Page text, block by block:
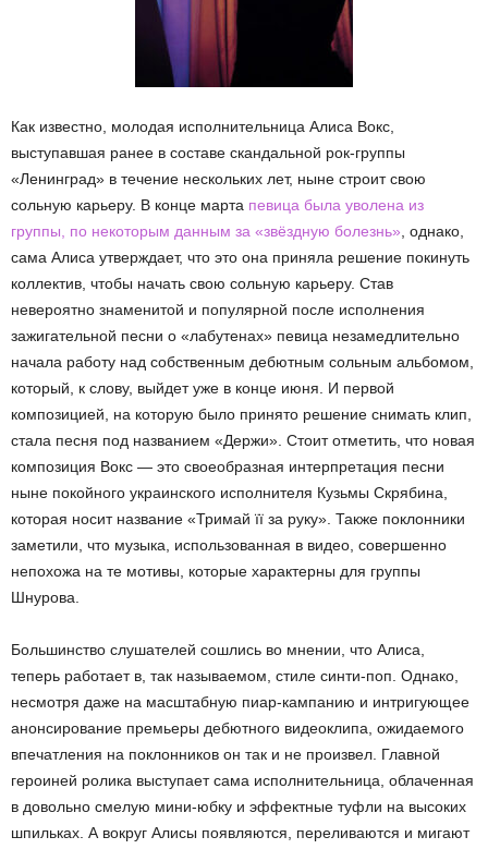
Как известно, молодая исполнительница Алиса Вокс,
выступавшая ранее в составе скандальной рок-группы
«Ленинград» в течение нескольких лет, ныне строит свою
сольную карьеру. В конце марта певица была уволена из
группы, по некоторым данным за «звёздную болезнь» , однако,
сама Алиса утверждает, что это она приняла решение покинуть
коллектив, чтобы начать свою сольную карьеру. Став
невероятно знаменитой и популярной после исполнения
зажигательной песни о «лабутенах» певица незамедлительно
начала работу над собственным дебютным сольным альбомом,
который, к слову, выйдет уже в конце июня. И первой
композицией, на которую было принято решение снимать клип,
стала песня под названием «Держи». Стоит отметить, что новая
композиция Вокс — это своеобразная интерпретация песни
ныне покойного украинского исполнителя Кузьмы Скрябина,
которая носит название «Тримай її за руку». Также поклонники
заметили, что музыка, использованная в видео, совершенно
непохожа на те мотивы, которые характерны для группы
Шнурова.
Большинство слушателей сошлись во мнении, что Алиса,
теперь работает в, так называемом, стиле синти-поп. Однако,
несмотря даже на масштабную пиар-кампанию и интригующее
анонсирование премьеры дебютного видеоклипа, ожидаемого
впечатления на поклонников он так и не произвел. Главной
героиней ролика выступает сама исполнительница, облаченная
в довольно смелую мини-юбку и эффектные туфли на высоких
шпильках. А вокруг Алисы появляются, переливаются и мигают